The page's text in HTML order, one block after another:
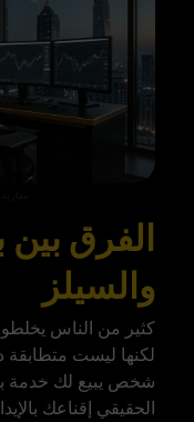
الفرق
والسيلز
كثير من الناس
لكنها ليست متطابقة
شخص يبيع لك خدمة
الحقيقي إقناعك